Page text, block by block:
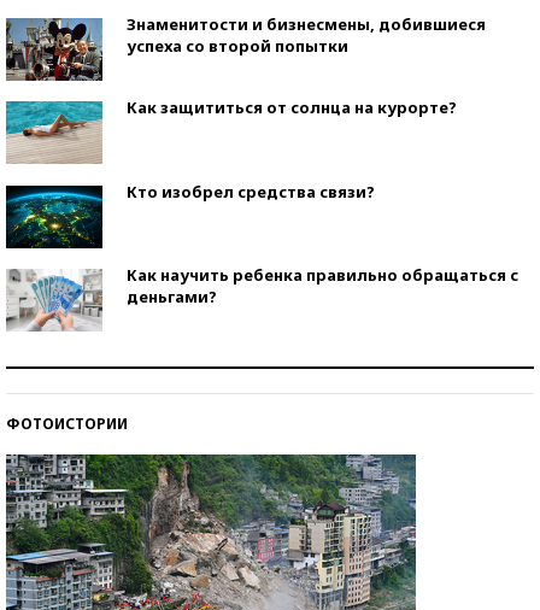
Знаменитости и бизнесмены, добившиеся
успеха со второй попытки
Как защититься от солнца на курорте?
Кто изобрел средства связи?
Как научить ребенка правильно обращаться с
деньгами?
ФОТОИСТОРИИ